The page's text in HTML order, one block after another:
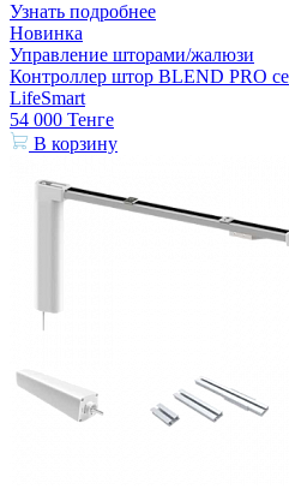
Узнать подробнее
Новинка
Управление шторами/жалюзи
Контроллер штор BLEND PRO
LifeSmart
54 000 Тенге
В корзину